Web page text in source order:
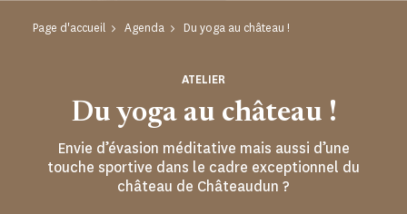
Page d'accueil Agenda Du yoga au château !
Du yoga au château !
ATELIER
Envie d’évasion méditative mais aussi d’une
touche sportive dans le cadre exceptionnel du
château de Châteaudun ?